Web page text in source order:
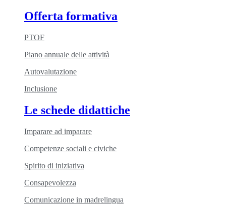
Offerta formativa
PTOF
Piano annuale delle attività
Autovalutazione
Inclusione
Le schede didattiche
Imparare ad imparare
Competenze sociali e civiche
Spirito di iniziativa
Consapevolezza
Comunicazione in madrelingua